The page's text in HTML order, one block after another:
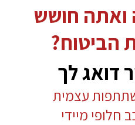
ואתה חושש
הביטוח?
דואג לך
עצמית
חלופי מיידי